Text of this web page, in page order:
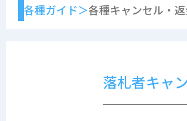
各種ガイド＞各種キャンセル・
落札者キャ